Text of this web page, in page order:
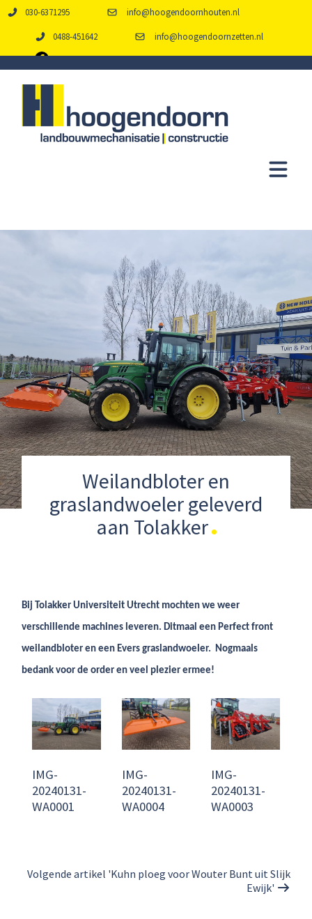
030-6371295 info@hoogendoornhouten.nl
0488-451642 info@hoogendoornzetten.nl
Weilandbloter en
graslandwoeler geleverd
aan Tolakker
Bij Tolakker Universiteit Utrecht mochten we weer
verschillende machines leveren. Ditmaal een Perfect front
weilandbloter en een Evers graslandwoeler. Nogmaals
bedank voor de order en veel plezier ermee!
IMG-
20240131-
WA0001
IMG-
20240131-
WA0004
IMG-
20240131-
WA0003
Volgende artikel 'Kuhn ploeg voor Wouter Bunt uit Slijk
Ewijk'